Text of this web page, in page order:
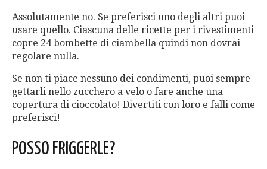
Assolutamente no. Se preferisci uno degli altri puoi
usare quello. Ciascuna delle ricette per i rivestimenti
copre 24 bombette di ciambella quindi non dovrai
regolare nulla.
Se non ti piace nessuno dei condimenti, puoi sempre
gettarli nello zucchero a velo o fare anche una
copertura di cioccolato! Divertiti con loro e falli come
preferisci!
POSSO FRIGGERLE?